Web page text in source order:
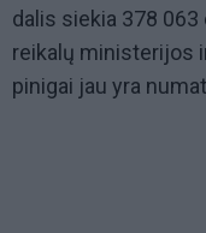
dalis siekia 378
reikalų ministerijos
pinigai jau yra